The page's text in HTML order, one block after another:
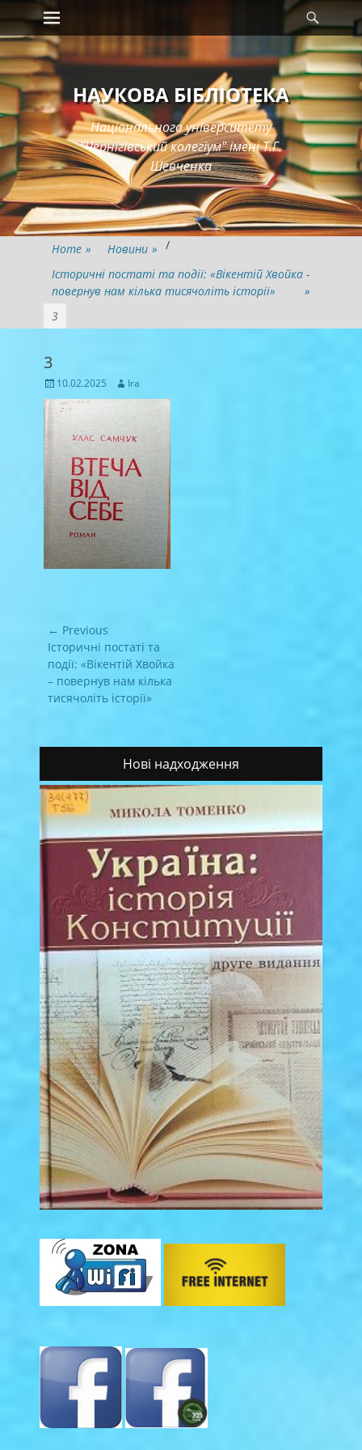
Skip
to
content
Primary Menu
НАУКОВА БІБЛІОТЕКА
Національного університету
"Чернігівський колегіум" імені Т.Г.
Шевченка
Home » Новини » /
Історичні постаті та події: «Вікентій Хвойка -
повернув нам кілька тисячоліть історії»
»
3
3
Posted
on
10.02.2025 Author
Ira
Навігація
записів
← Previous
Previous
post:
Історичні постаті та
події: «Вікентій Хвойка
– повернув нам кілька
тисячоліть історії»
Нові надходження